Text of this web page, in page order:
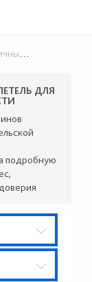
ДЛЯ
подробную